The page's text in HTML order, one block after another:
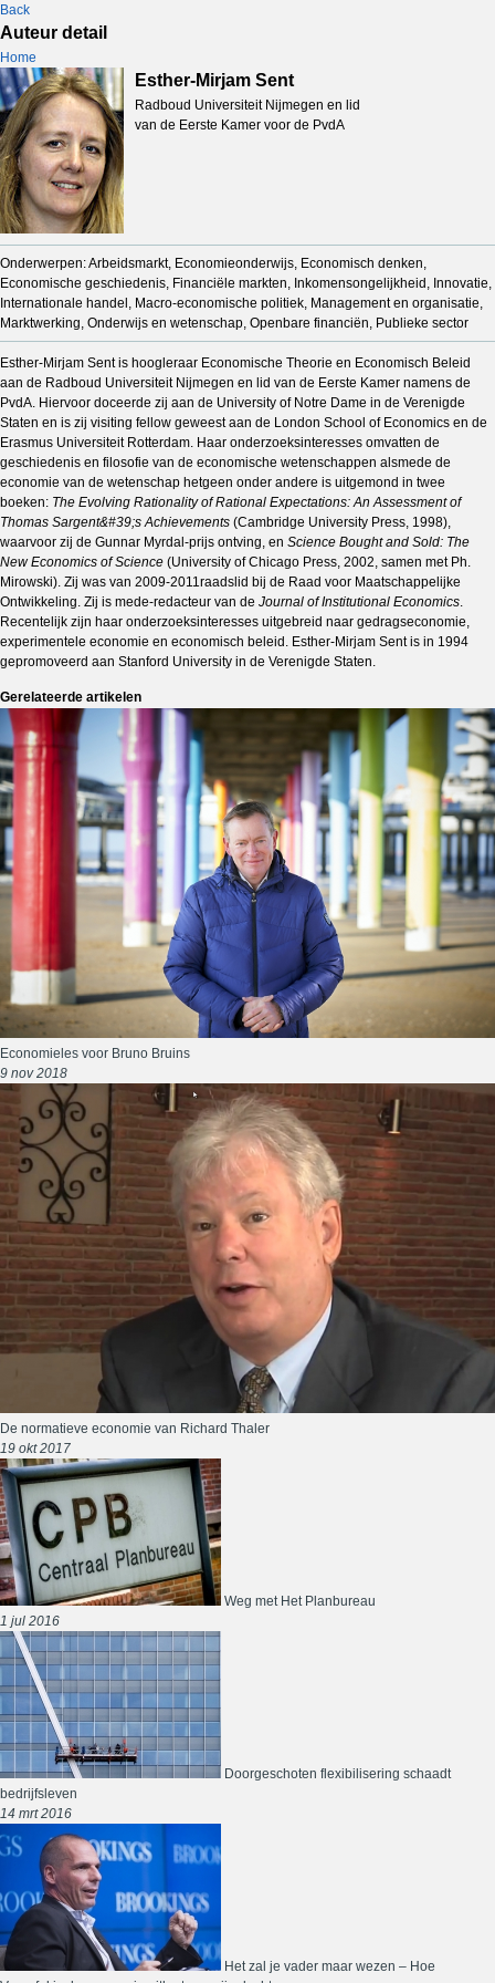
Back
Auteur detail
Home
Esther-Mirjam Sent
Radboud Universiteit Nijmegen en lid
van de Eerste Kamer voor de PvdA
Onderwerpen: Arbeidsmarkt, Economieonderwijs, Economisch denken,
Economische geschiedenis, Financiële markten, Inkomensongelijkheid, Innovatie,
Internationale handel, Macro-economische politiek, Management en organisatie,
Marktwerking, Onderwijs en wetenschap, Openbare financiën, Publieke sector
Esther-Mirjam Sent is hoogleraar Economische Theorie en Economisch Beleid
aan de Radboud Universiteit Nijmegen en lid van de Eerste Kamer namens de
PvdA. Hiervoor doceerde zij aan de University of Notre Dame in de Verenigde
Staten en is zij visiting fellow geweest aan de London School of Economics en de
Erasmus Universiteit Rotterdam. Haar onderzoeksinteresses omvatten de
geschiedenis en filosofie van de economische wetenschappen alsmede de
economie van de wetenschap hetgeen onder andere is uitgemond in twee
boeken: The Evolving Rationality of Rational Expectations: An Assessment of
Thomas Sargent&#39;s Achievements (Cambridge University Press, 1998),
waarvoor zij de Gunnar Myrdal-prijs ontving, en Science Bought and Sold: The
New Economics of Science (University of Chicago Press, 2002, samen met Ph.
Mirowski). Zij was van 2009-2011raadslid bij de Raad voor Maatschappelijke
Ontwikkeling. Zij is mede-redacteur van de Journal of Institutional Economics.
Recentelijk zijn haar onderzoeksinteresses uitgebreid naar gedragseconomie,
experimentele economie en economisch beleid. Esther-Mirjam Sent is in 1994
gepromoveerd aan Stanford University in de Verenigde Staten.
Gerelateerde artikelen
Economieles voor Bruno Bruins
9 nov 2018
De normatieve economie van Richard Thaler
19 okt 2017
Weg met Het Planbureau
1 jul 2016
Doorgeschoten flexibilisering schaadt
bedrijfsleven
14 mrt 2016
Het zal je vader maar wezen – Hoe